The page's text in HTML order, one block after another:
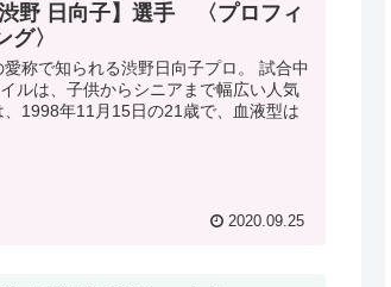
野 日向子】選手 〈プロフィ
〉
称で知られる渋野日向子プロ。 試合中
ルは、子供からシニアまで幅広い人気
1998年11月15日の21歳で、血液型は
2020.09.25